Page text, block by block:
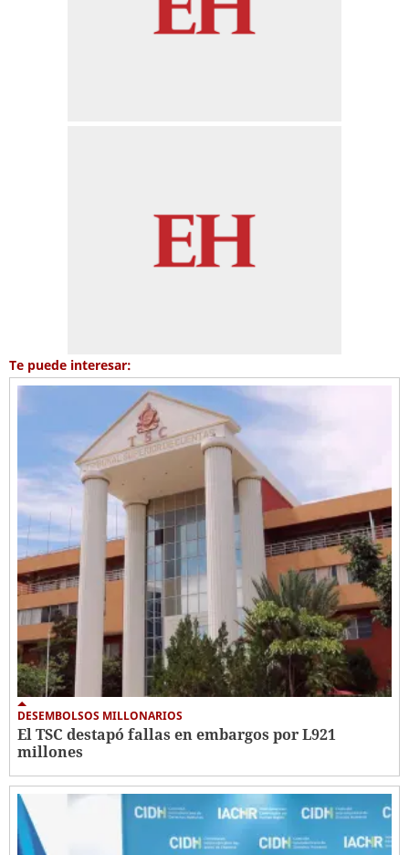
Te puede interesar:
DESEMBOLSOS MILLONARIOS
El TSC destapó fallas en embargos por L921
millones